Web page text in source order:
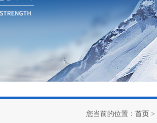
您当前的位置： 首页 >